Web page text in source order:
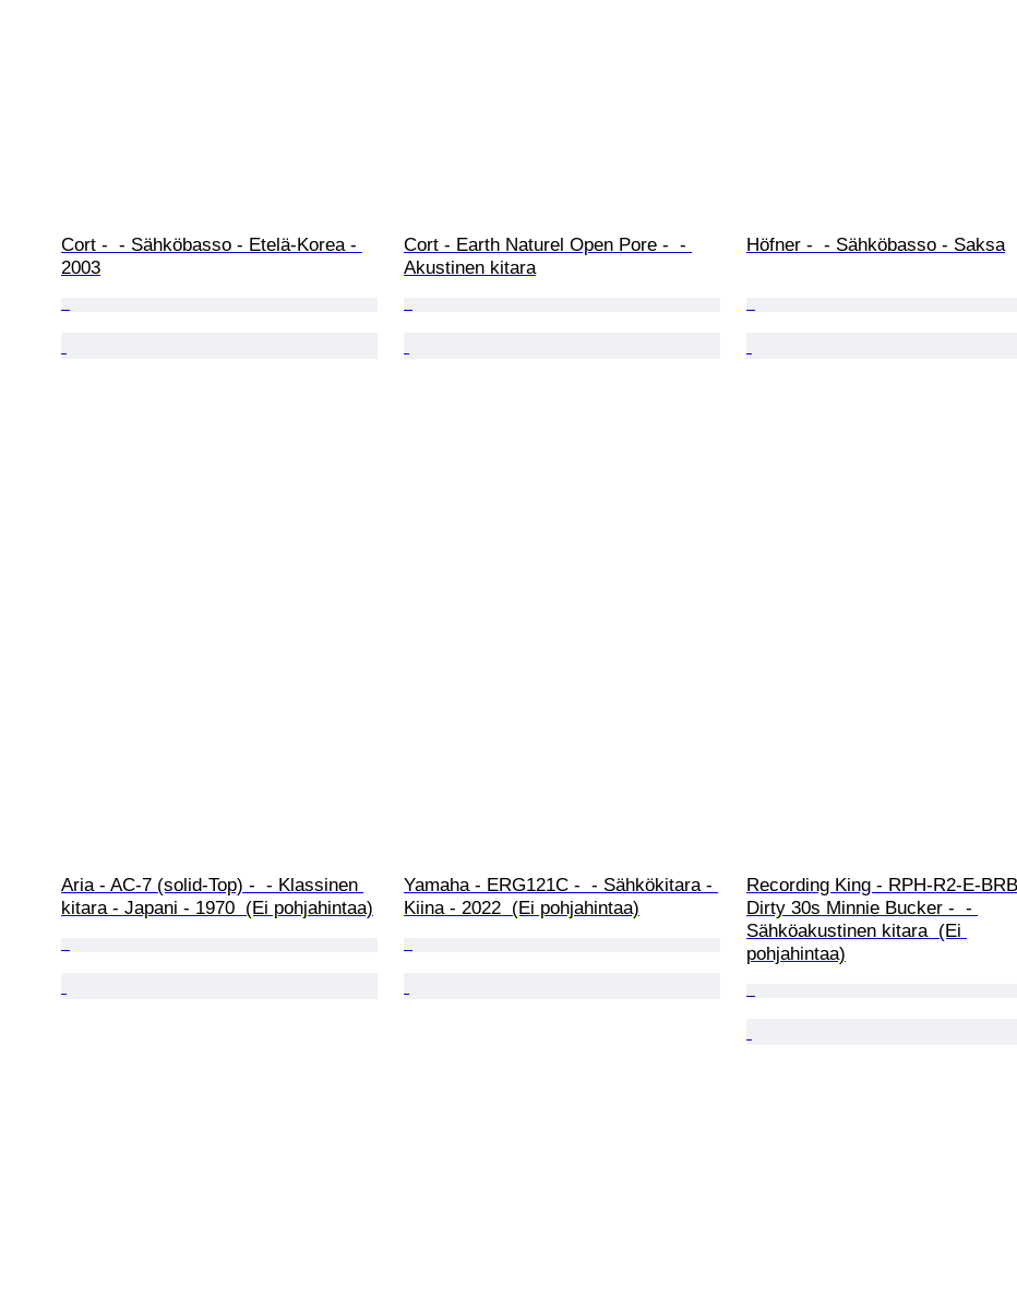
Cort -  - Sähköbasso - Etelä-Korea -
2003
Cort - Earth Naturel Open Pore -  -
Akustinen kitara
Höfner -  - Sähköbasso - Saksa
Aria - AC-7 (solid-Top) -  - Klassinen
kitara - Japani - 1970  (Ei pohjahintaa)
Yamaha - ERG121C -  - Sähkökitara -
Kiina - 2022  (Ei pohjahintaa)
Recording King - RPH-R2-E-
Dirty 30s Minnie Bucker -  -
Sähköakustinen kitara  (Ei
pohjahintaa)